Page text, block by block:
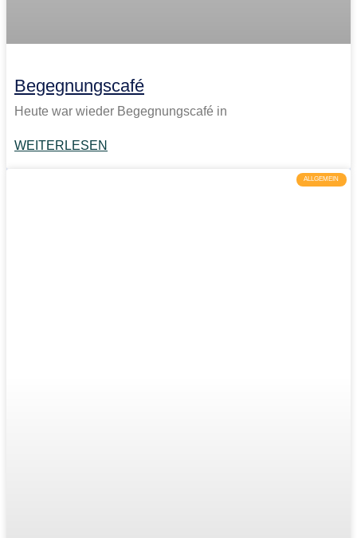
Begegnungscafé
Heute war wieder Begegnungscafé in
WEITERLESEN
ALLGEMEIN